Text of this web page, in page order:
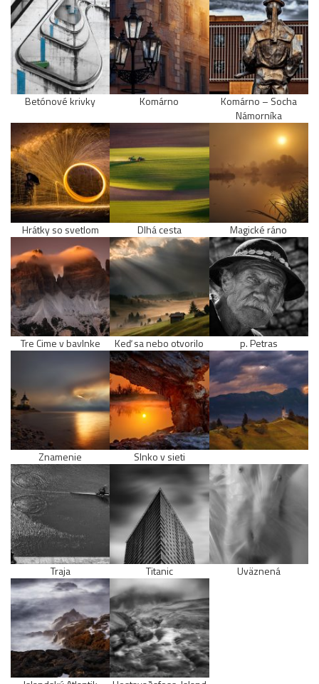
Betónové krivky Komárno
Komárno – Socha
Námorníka
Hrátky so svetlom Dlhá cesta Magické ráno
Tre Cime v bavlnke Keď sa nebo otvorilo p. Petras
Znamenie Slnko v sieti
Traja Titanic Uväznená